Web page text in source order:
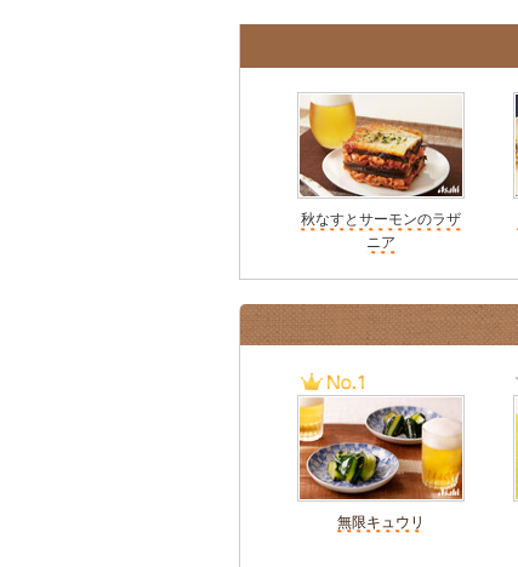
秋なすとサーモンのラザ
ニア
無限キュウリ